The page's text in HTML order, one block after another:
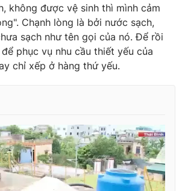
Đài Truyền hình Việt Nam
báo in và báo điện tử số 483/GP-BTTTT
Thanh Thủy
Nguyễn Thị Mỹ Hạnh, Phạm Quốc Thắng,
355 931 - 024.38 355 932
không được vệ sinh thì mình cảm
Chạnh lòng là bởi nước sạch,
sạch như tên gọi của nó. Để rồi
phục vụ nhu cầu thiết yếu của
chỉ xếp ở hàng thứ yếu.